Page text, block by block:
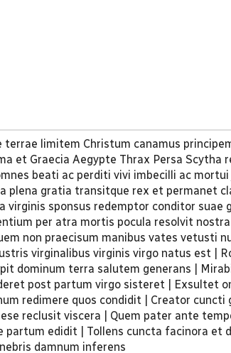
terrae limitem Christum canamus
et Graecia Aegypte Thrax Persa Scytha
beati ac perditi vivi imbecilli ac mortui
plena gratia transitque rex et permanet
virginis sponsus redemptor conditor suae
per atra mortis pocula resolvit
non praecisum manibus vates vetusti
virginalibus virginis virgo natus est |
dominum terra salutem generans |
post partum virgo sisteret | Exsultet
redimere quos condidit | Creator cuncti
reclusit viscera | Quem pater ante
partum edidit | Tollens cuncta facinora et
damnum inferens